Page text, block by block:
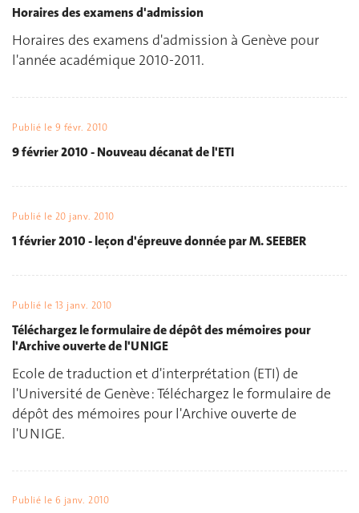
Horaires des examens d'admission
Horaires des examens d'admission à Genève pour
l'année académique 2010-2011.
Publié le 9 févr. 2010
9 février 2010 - Nouveau décanat de l'ETI
Publié le 20 janv. 2010
1 février 2010 - leçon d'épreuve donnée par M. SEEBER
Publié le 13 janv. 2010
Téléchargez le formulaire de dépôt des mémoires pour
l'Archive ouverte de l'UNIGE
Ecole de traduction et d'interprétation (ETI) de
l'Université de Genève : Téléchargez le formulaire de
dépôt des mémoires pour l'Archive ouverte de
l'UNIGE.
Publié le 6 janv. 2010